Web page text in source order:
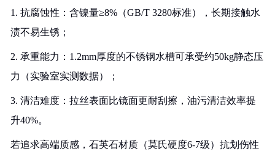
1. 抗腐蚀性：含镍量≥8%（GB/T 3280标准），长期接触水
渍不易生锈；
2. 承重能力：1.2mm厚度的不锈钢水槽可承受约50kg静态压
力（实验室实测数据）；
3. 清洁难度：拉丝表面比镜面更耐刮擦，油污清洁效率提
升40%。
若追求高端质感，石英石材质（莫氏硬度6-7级）抗划伤性